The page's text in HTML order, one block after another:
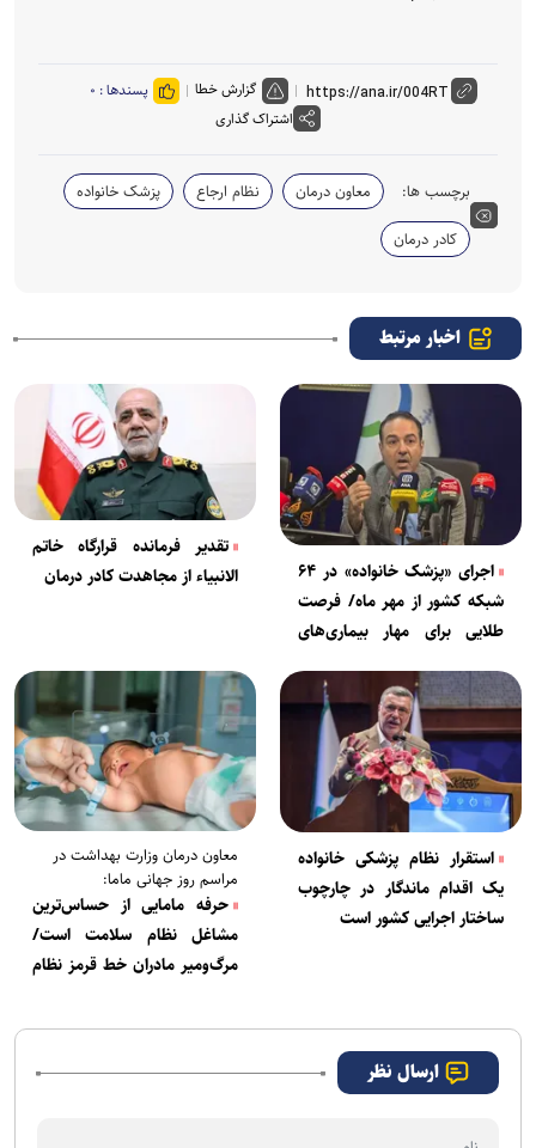
گزارش خطا پسندها : ۰
اشتراک گذاری
برچسب ها: معاون درمان نظام ارجاع
پزشک خانواده
کادر درمان
اخبار مرتبط
اجرای «پزشک خانواده» در ۶۴
شبکه کشور از مهر ماه/ فرصت
طلایی برای مهار بیماری‌های
تقدیر فرمانده قرارگاه خاتم
الانبیاء از مجاهدت کادر درمان
استقرار نظام پزشکی خانواده
یک اقدام ماندگار در چارچوب
ساختار اجرایی کشور است
معاون درمان وزارت بهداشت در
مراسم روز جهانی ماما:
حرفه مامایی از حساس‌ترین
مشاغل نظام سلامت است/
مرگ‌ومیر مادران خط قرمز نظام
ارسال نظر